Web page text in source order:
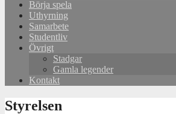
Börja spela
Uthyrning
Samarbete
Studentliv
Övrigt
Stadgar
Gamla legender
Kontakt
Styrelsen